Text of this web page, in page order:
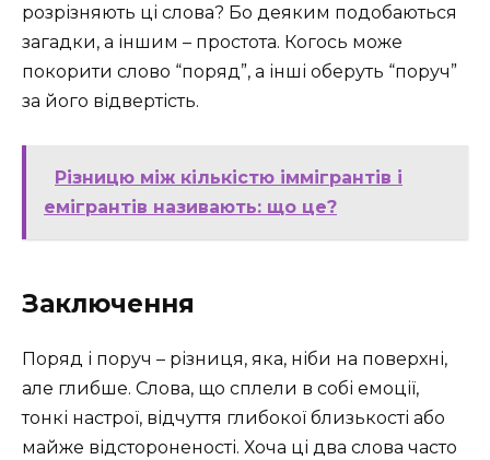
розрізняють ці слова? Бо деяким подобаються
загадки, а іншим – простота. Когось може
покорити слово “поряд”, а інші оберуть “поруч”
за його відвертість.
Різницю між кількістю іммігрантів і
емігрантів називають: що це?
Заключення
Поряд і поруч – різниця, яка, ніби на поверхні,
але глибше. Слова, що сплели в собі емоції,
тонкі настрої, відчуття глибокої близькості або
майже відстороненості. Хоча ці два слова часто